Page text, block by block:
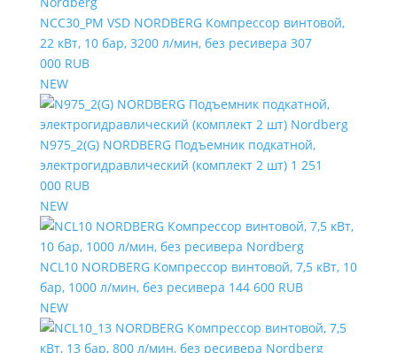
NCC30_PM VSD NORDBERG Компрессор винтовой,
22 кВт, 10 бар, 3200 л/мин, без ресивера 307
000 RUB
NEW
N975_2(G) NORDBERG Подъемник подкатной,
электрогидравлический (комплект 2 шт) 1 251
000 RUB
NEW
NCL10 NORDBERG Компрессор винтовой, 7,5 кВт, 10
бар, 1000 л/мин, без ресивера 144 600 RUB
NEW